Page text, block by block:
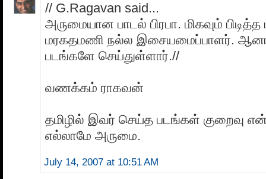
// G.Ragavan said...
அருமையான பாடல் பிரபா. மிகவும் பிடித்த
மரகதமணி நல்ல இசையமைப்பாளர்.
படங்களே செய்துள்ளார்.//
வணக்கம் ராகவன்
தமிழில் இவர் செய்த படங்கள் குறைவு
எல்லாமே அருமை.
July 14, 2007 at 10:51 AM